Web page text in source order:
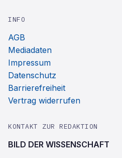
INFO
AGB
Mediadaten
Impressum
Datenschutz
Barrierefreiheit
Vertrag widerrufen
KONTAKT ZUR REDAKTION
BILD DER WISSENSCHAFT